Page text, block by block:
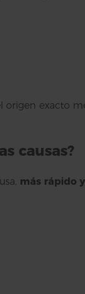
exacto
causas?
más rápido